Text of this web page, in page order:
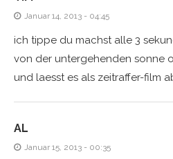
Januar 14, 2013 - 04:45
ich tippe du machst alle 3
von der untergehenden sonne
und laesst es als zeitraffer-film
AL
Januar 15, 2013 - 00:35